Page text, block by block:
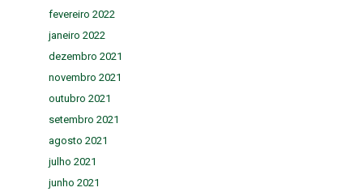
fevereiro 2022
janeiro 2022
dezembro 2021
novembro 2021
outubro 2021
setembro 2021
agosto 2021
julho 2021
junho 2021